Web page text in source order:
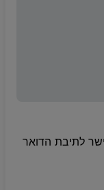
לתיבת הדואר